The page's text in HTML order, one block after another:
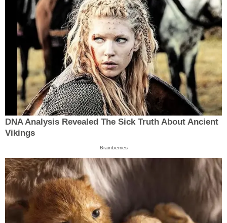
DNA Analysis Revealed The Sick Truth About Ancient
Vikings
Brainberries